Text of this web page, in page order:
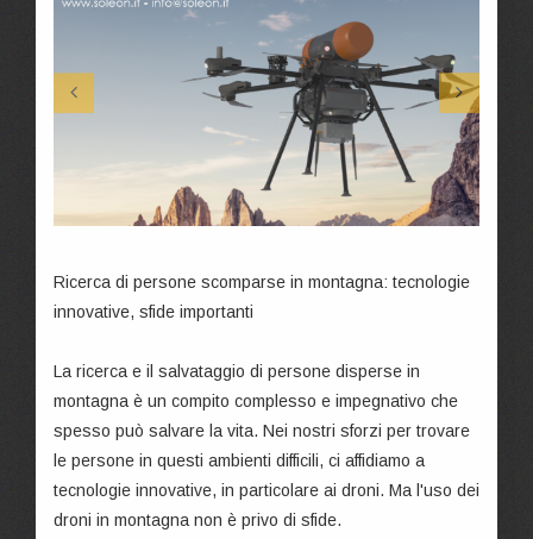
Ricerca di persone scomparse in montagna: tecnologie
innovative, sfide importanti
La ricerca e il salvataggio di persone disperse in
montagna è un compito complesso e impegnativo che
spesso può salvare la vita. Nei nostri sforzi per trovare
le persone in questi ambienti difficili, ci affidiamo a
tecnologie innovative, in particolare ai droni. Ma l'uso dei
droni in montagna non è privo di sfide.